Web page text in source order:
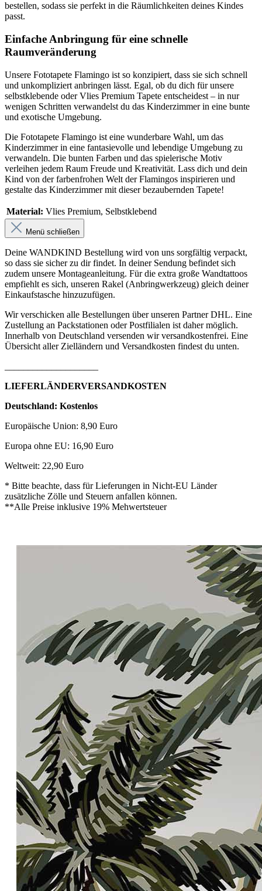
bestellen, sodass sie perfekt in die Räumlichkeiten deines Kindes
passt.
Einfache Anbringung für eine schnelle
Raumveränderung
Unsere Fototapete Flamingo ist so konzipiert, dass sie sich schnell
und unkompliziert anbringen lässt. Egal, ob du dich für unsere
selbstklebende oder Vlies Premium Tapete entscheidest – in nur
wenigen Schritten verwandelst du das Kinderzimmer in eine bunte
und exotische Umgebung.
Die Fototapete Flamingo ist eine wunderbare Wahl, um das
Kinderzimmer in eine fantasievolle und lebendige Umgebung zu
verwandeln. Die bunten Farben und das spielerische Motiv
verleihen jedem Raum Freude und Kreativität. Lass dich und dein
Kind von der farbenfrohen Welt der Flamingos inspirieren und
gestalte das Kinderzimmer mit dieser bezaubernden Tapete!
Material: Vlies Premium, Selbstklebend
Menü schließen
Deine WANDKIND Bestellung wird von uns sorgfältig verpackt,
so dass sie sicher zu dir findet. In deiner Sendung befindet sich
zudem unsere Montageanleitung. Für die extra große Wandtattoos
empfiehlt es sich, unseren Rakel (Anbringwerkzeug) gleich deiner
Einkaufstasche hinzuzufügen.
Wir verschicken alle Bestellungen über unseren Partner DHL. Eine
Zustellung an Packstationen oder Postfilialen ist daher möglich.
Innerhalb von Deutschland versenden wir versandkostenfrei. Eine
Übersicht aller Zielländern und Versandkosten findest du unten.
LIEFERLÄNDERVERSANDKOSTEN
Deutschland: Kostenlos
Europäische Union: 8,90 Euro
Europa ohne EU: 16,90 Euro
Weltweit: 22,90 Euro
* Bitte beachte, dass für Lieferungen in Nicht-EU Länder
zusätzliche Zölle und Steuern anfallen können.
**Alle Preise inklusive 19% Mehwertsteuer